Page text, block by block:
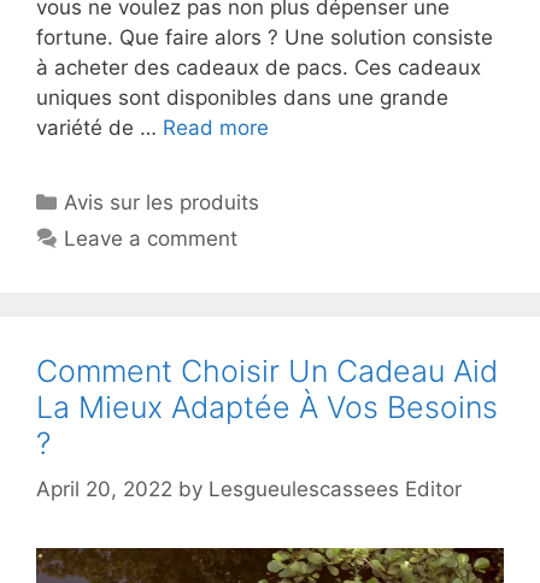
vous ne voulez pas non plus dépenser une
fortune. Que faire alors ? Une solution consiste
à acheter des cadeaux de pacs. Ces cadeaux
uniques sont disponibles dans une grande
variété de … Read more
Avis sur les produits
Leave a comment
Comment Choisir Un Cadeau Aid
La Mieux Adaptée À Vos Besoins
?
April 20, 2022 by Lesgueulescassees Editor